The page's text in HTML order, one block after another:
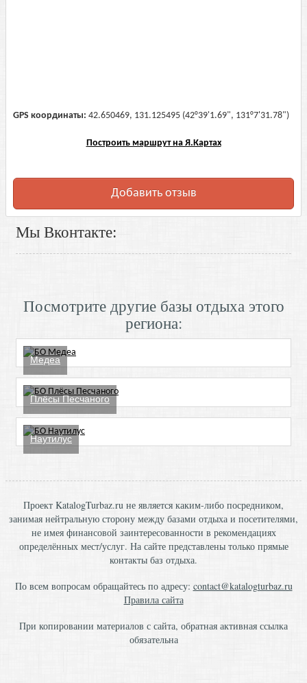
GPS координаты: 42.650469, 131.125495 (42°39'1.69", 131°7'31.78")
Построить маршрут на Я.Картах
Добавить отзыв
Мы Вконтакте:
Посмотрите другие базы отдыха этого
региона:
Медеа
Плёсы Песчаного
Наутилус
Проект KatalogTurbaz.ru не является каким-либо посредником,
занимая нейтральную сторону между базами отдыха и посетителями,
не имея финансовой заинтересованности в рекомендациях
определённых мест/услуг. На сайте представлены только прямые
контакты баз отдыха.
По всем вопросам обращайтесь по адресу: contact@katalogturbaz.ru
Правила сайта
При копировании материалов с сайта, обратная активная ссылка
обязательна